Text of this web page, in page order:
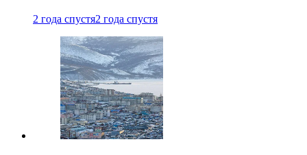
2 года спустя2 года спустя